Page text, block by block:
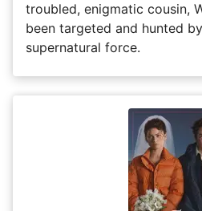
troubled, enigmatic cousin,
been targeted and hunted
supernatural force.